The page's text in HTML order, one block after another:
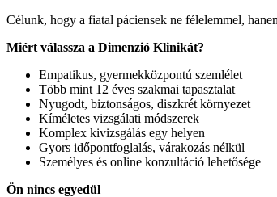
Célunk, hogy a fiatal páciensek ne félelemmel,
Miért válassza a Dimenzió Klinikát?
Empatikus, gyermekközpontú szemlélet
Több mint 12 éves szakmai tapasztalat
Nyugodt, biztonságos, diszkrét környezet
Kíméletes vizsgálati módszerek
Komplex kivizsgálás egy helyen
Gyors időpontfoglalás, várakozás nélkül
Személyes és online konzultáció lehetősége
Ön nincs egyedül